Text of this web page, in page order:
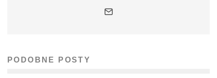
PODOBNE POSTY